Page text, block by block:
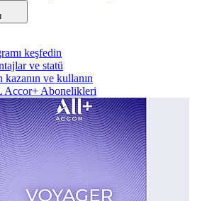
keşfedin
ve statü
kazanın ve kullanın
Accor+ Abonelikleri